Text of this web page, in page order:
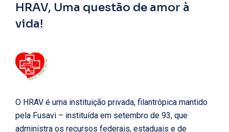
HRAV, Uma questão de amor à
vida!
O HRAV é uma instituição privada, filantrópica mantido
pela Fusavi – instituída em setembro de 93, que
administra os recursos federais, estaduais e de